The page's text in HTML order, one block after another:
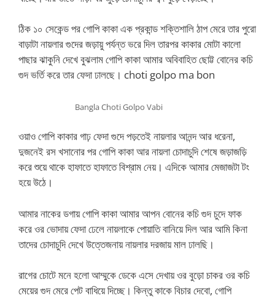
ঠিক ১০ সেকেন্ড পর গোপি কাকা এক প্রকান্ড শক্তিশালি ঠাপ মেরে তার পুরো
বাড়াটা নায়লার গুদের জড়ায়ু পর্যন্ত ভরে দিল তারপর কাকার মোটা কালো
পাছার ঝাকুনি দেখে বুঝলাম গোপি কাকা আমার অবিবাহিত ছোট্ট বোনের কচি
গুদ ভর্তি করে তার ফেদা ঢালছে। choti golpo ma bon
Bangla Choti Golpo Vabi
ওয়াও গোপি কাকার গাঢ় ফেদা গুদে পড়তেই নায়লার আনন্দ আর ধরেনা,
দুজনেই রস খসানোর পর গোপি কাকা আর নায়লা চোদাচুদি শেষে জড়াজড়ি
করে শুয়ে থাকে হাফাতে হাফাতে বিশ্রাম নেয়। এদিকে আমার মেজাজটা টং
হয়ে উঠে।
আমার নাকের ডগায় গোপি কাকা আমার আপন বোনের কচি গুদ চুদে ফাক
করে ওর ভোদায় ফেদা ঢেলে নায়লাকে পোয়াতি বানিয়ে দিল আর আমি কিনা
তাদের চোদাচুদি দেখে উত্তেজনায় নায়লার দরজায় মাল ঢালছি।
রাগের চোটে মনে হলো আম্মুকে ডেকে এসে দেখায় ওর বুড়ো চাকর ওর কচি
মেয়ের গুদ মেরে পেট বাধিয়ে দিচ্ছে। কিন্তু কাকে বিচার দেবো, গোপি